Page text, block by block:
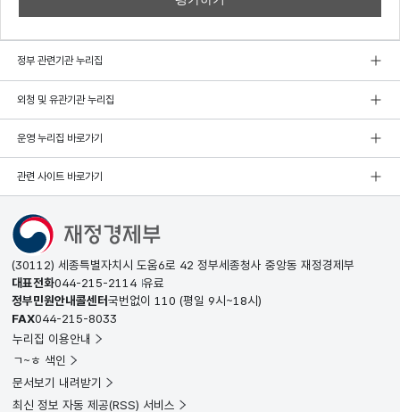
정부 관련기관 누리집
외청 및 유관기관 누리집
운영 누리집 바로가기
관련 사이트 바로가기
(30112) 세종특별자치시 도움6로 42 정부세종청사 중앙동 재정경제부
대표전화044-215-2114 유료
정부민원안내콜센터국번없이 110 (평일 9시~18시)
FAX044-215-8033
누리집 이용안내
ㄱ~ㅎ 색인
문서보기 내려받기
최신 정보 자동 제공(RSS) 서비스